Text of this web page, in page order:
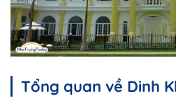
Tổng quan về Dinh